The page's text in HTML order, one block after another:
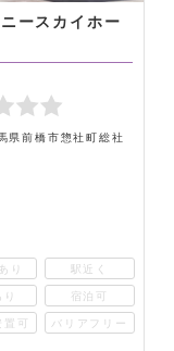
ースカイホー
県前橋市惣社町総社
り
駅近く
宿泊可
可
バリアフリー